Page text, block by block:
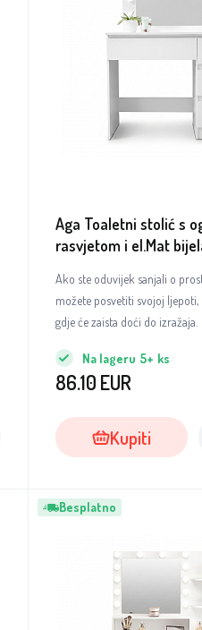
Aga Toaletni stolić s
rasvjetom i el.Mat
Ako ste oduvijek sanjali o
možete posvetiti svojoj
gdje će zaista doći do izražaja.
Na lageru 5+ ks
86.10 EUR
Kupiti
Besplatno